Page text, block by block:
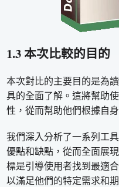
1.3 本次比較的目的
本次對比的主要目的是為
具的全面了解。這將幫助
性，從而幫助他們根據自
我們深入分析了一系列工
優點和缺點，從而全面展
標是引導使用者找到最適
以滿足他們的特定需求和期